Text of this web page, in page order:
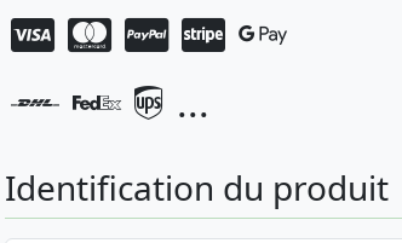
...
Identification du produit